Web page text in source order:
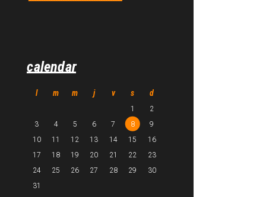
calendar
l m m j v s d
1
2
3
4 5 6 7 8
9
10
11 12 13 14 15
16
17
18 19 20 21 22
23
24
25 26 27 28 29
30
31